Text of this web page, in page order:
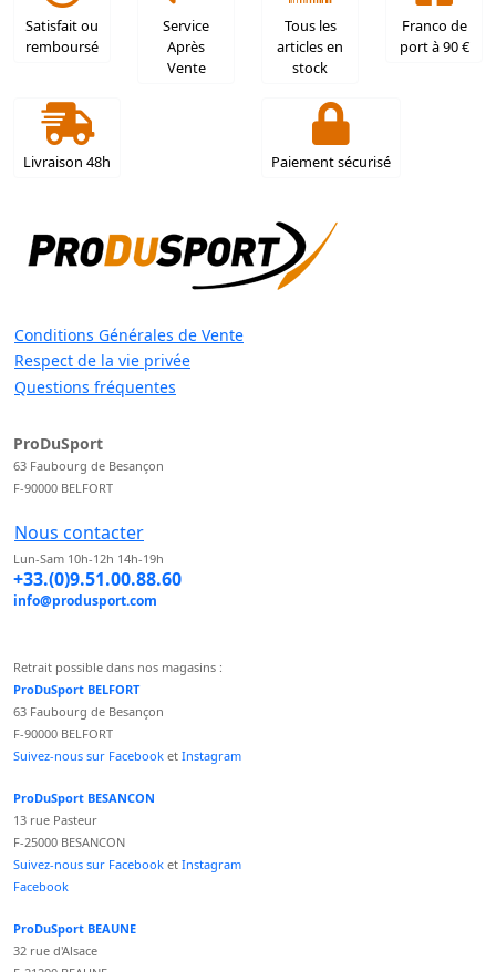
Satisfait ou
remboursé
Service
Après
Vente
Tous les
articles en
stock
Franco de
port à 90 €
Livraison 48h Paiement sécurisé
Conditions Générales de Vente
Respect de la vie privée
Questions fréquentes
ProDuSport
63 Faubourg de Besançon
F-90000 BELFORT
Nous contacter
Lun-Sam 10h-12h 14h-19h
+33.(0)9.51.00.88.60
info@produsport.com
Retrait possible dans nos magasins :
ProDuSport BELFORT
63 Faubourg de Besançon
F-90000 BELFORT
Suivez-nous sur Facebook et Instagram
ProDuSport BESANCON
13 rue Pasteur
F-25000 BESANCON
Suivez-nous sur Facebook et Instagram
Facebook
ProDuSport BEAUNE
32 rue d'Alsace